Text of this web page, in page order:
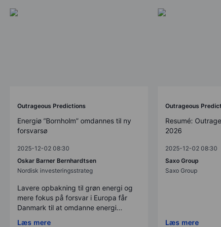
Outrageous Predictions
Energiø ”Bornholm” omdannes til ny
forsvarsø
2025-12-02 08:30
Oskar Barner Bernhardtsen
Nordisk investeringsstrateg
Lavere opbakning til grøn energi og
mere fokus på forsvar i Europa får
Danmark til at omdanne energi...
Læs mere
Outrageous
Resumé:
2026
2025-12-02 08:30
Saxo Group
Saxo Group
Læs mere